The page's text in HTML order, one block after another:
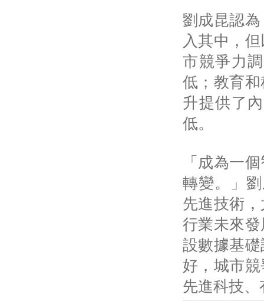
劉成昆認
入其中，
市競爭力
低；教育
升提供了
低。
「成為一
轉變。」
先進技術
行業未來
設數據基
好，城市
先進科技